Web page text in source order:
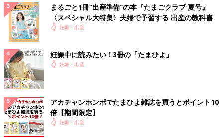
短肌着より裾が長い肌着。暑い時季には使用しない。
＜カバーオール（50cm～70cm）＞
目安：1 枚
股下がズボンのように分かれているウエア。
＜セレモニードレス＞
目安：1 枚
退院時やお宮参りなどに着用するおしゃれ着。
まるごと1冊“出産準備”の本『たまごクラブ 夏号』
〈スペシャル大特集〉夫婦で予習する 出産の教科書
妊娠・出産
妊娠中に読みたい！3冊の「たまひよ」
妊娠・出産
アカチャンホンポでたまひよ雑誌を買うとポイント10
倍【期間限定】
妊娠・出産